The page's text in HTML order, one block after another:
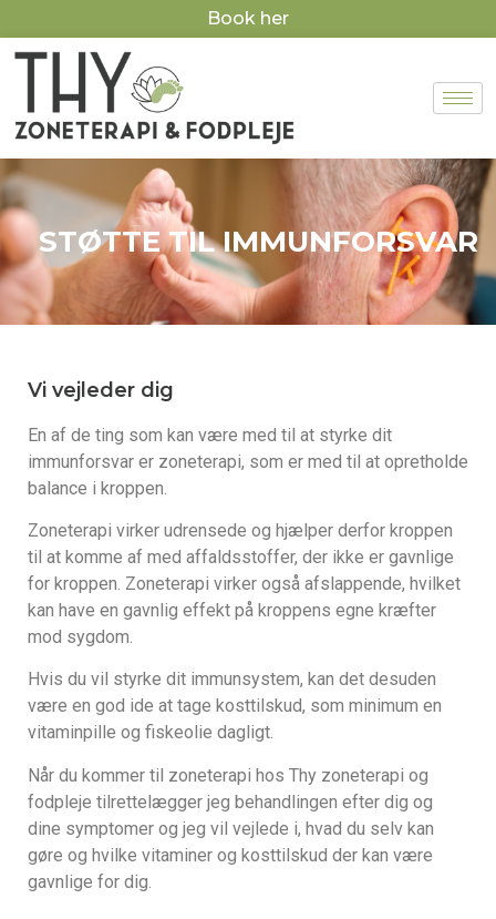
Book her
STØTTE TIL IMMUNFORSVAR
Vi vejleder dig
En af de ting som kan være med til at styrke dit
immunforsvar er zoneterapi, som er med til at opretholde
balance i kroppen.
Zoneterapi virker udrensede og hjælper derfor kroppen
til at komme af med affaldsstoffer, der ikke er gavnlige
for kroppen. Zoneterapi virker også afslappende, hvilket
kan have en gavnlig effekt på kroppens egne kræfter
mod sygdom.
Hvis du vil styrke dit immunsystem, kan det desuden
være en god ide at tage kosttilskud, som minimum en
vitaminpille og fiskeolie dagligt.
Når du kommer til zoneterapi hos Thy zoneterapi og
fodpleje tilrettelægger jeg behandlingen efter dig og
dine symptomer og jeg vil vejlede i, hvad du selv kan
gøre og hvilke vitaminer og kosttilskud der kan være
gavnlige for dig.